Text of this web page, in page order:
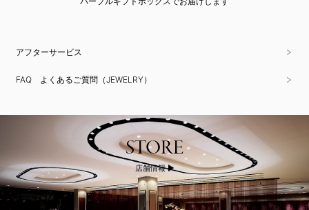
アフターサービス
FAQ よくあるご質問（JEWELRY）
STORE
店舗情報 ▶